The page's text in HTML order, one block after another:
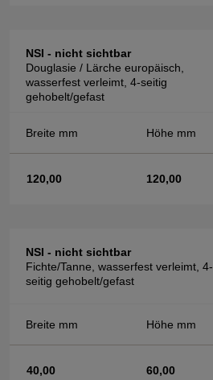
NSI - nicht sichtbar
Douglasie / Lärche europäisch,
wasserfest verleimt, 4-seitig
gehobelt/gefast
Breite mm Höhe mm
120,00 120,00
NSI - nicht sichtbar
Fichte/Tanne, wasserfest verleimt, 4-
seitig gehobelt/gefast
Breite mm Höhe mm
40,00 60,00